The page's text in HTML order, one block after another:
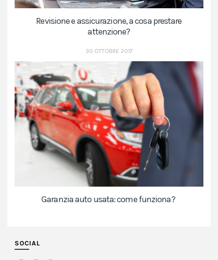
Revisione e assicurazione, a cosa prestare
attenzione?
30 OTTOBRE 2017
Garanzia auto usata: come funziona?
SOCIAL